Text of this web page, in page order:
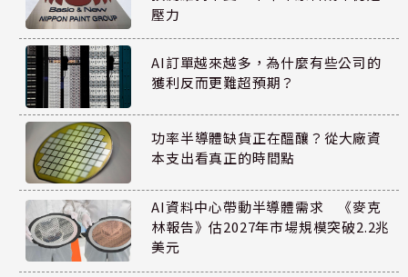
壓力
AI訂單越來越多，為什麼有些公司的
獲利反而更難超預期？
功率半導體缺貨正在醞釀？從大廠資
本支出看真正的時間點
AI資料中心帶動半導體需求 《麥克
林報告》估2027年市場規模突破2.2兆
美元